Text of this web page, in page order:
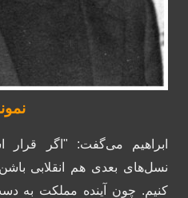
ابراهیم می‌گفت: "اگر قرار
نسل‌های بعدی هم انقلابی
کنیم. چون آینده مملکت به